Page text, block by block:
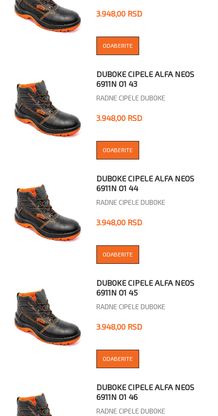
3.948,00 RSD
ODABERITE
DUBOKE CIPELE ALFA NEOS
6911N O1 43
RADNE CIPELE DUBOKE
3.948,00 RSD
ODABERITE
DUBOKE CIPELE ALFA NEOS
6911N O1 44
RADNE CIPELE DUBOKE
3.948,00 RSD
ODABERITE
DUBOKE CIPELE ALFA NEOS
6911N O1 45
RADNE CIPELE DUBOKE
3.948,00 RSD
ODABERITE
DUBOKE CIPELE ALFA NEOS
6911N O1 46
RADNE CIPELE DUBOKE